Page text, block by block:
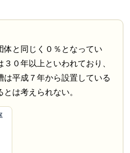
と同じく０％となってい
０年以上といわれており、
は平成７年から設置している
は考えられない。